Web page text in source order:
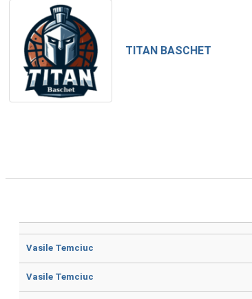
TITAN BASCHET
Vasile Temciuc
Vasile Temciuc